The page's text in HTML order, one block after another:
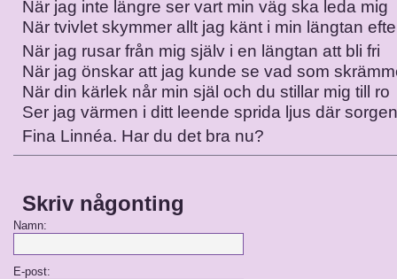
När jag inte längre ser vart min väg ska leda mig
När tvivlet skymmer allt jag känt i min längtan
När jag rusar från mig själv i en längtan att bli fri
När jag önskar att jag kunde se vad som
När din kärlek når min själ och du stillar mig till ro
Ser jag värmen i ditt leende sprida ljus där
Fina Linnéa. Har du det bra nu?
Skriv någonting
Namn:
E-post: